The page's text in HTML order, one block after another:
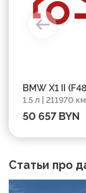
BMW X1 II
км
1.5 л | 211970 км
50 657 BYN
Статьи про